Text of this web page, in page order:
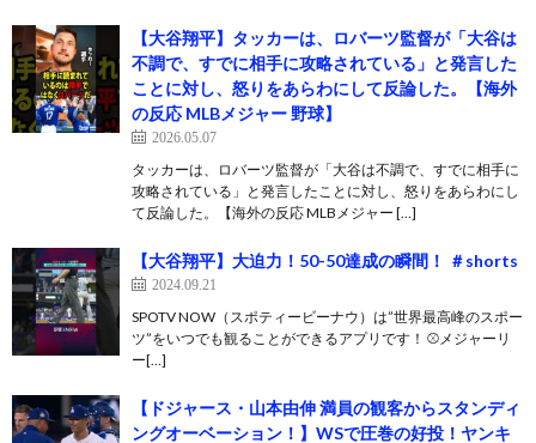
【大谷翔平】タッカーは、ロバーツ監督が「大谷は
不調で、すでに相手に攻略されている」と発言した
ことに対し、怒りをあらわにして反論した。【海外
の反応 MLBメジャー 野球】
2026.05.07
タッカーは、ロバーツ監督が「大谷は不調で、すでに相手に
攻略されている」と発言したことに対し、怒りをあらわにし
て反論した。【海外の反応 MLBメジャー […]
【大谷翔平】大迫力！50-50達成の瞬間！ ＃shorts
2024.09.21
SPOTV NOW（スポティービーナウ）は”世界最高峰のスポー
ツ”をいつでも観ることができるアプリです！ ⚾️メジャーリ
ー[…]
【ドジャース・山本由伸 満員の観客からスタンディ
ングオーベーション！】WSで圧巻の好投！ヤンキ